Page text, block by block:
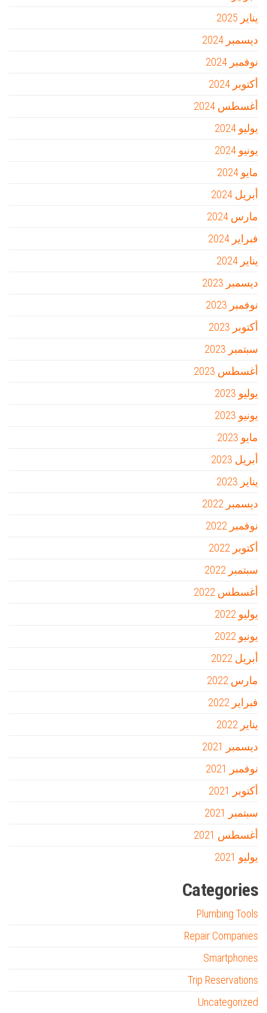
يناير 2025
ديسمبر 2024
نوفمبر 2024
أكتوبر 2024
أغسطس 2024
يوليو 2024
يونيو 2024
مايو 2024
أبريل 2024
مارس 2024
فبراير 2024
يناير 2024
ديسمبر 2023
نوفمبر 2023
أكتوبر 2023
سبتمبر 2023
أغسطس 2023
يوليو 2023
يونيو 2023
مايو 2023
أبريل 2023
يناير 2023
ديسمبر 2022
نوفمبر 2022
أكتوبر 2022
سبتمبر 2022
أغسطس 2022
يوليو 2022
يونيو 2022
أبريل 2022
مارس 2022
فبراير 2022
يناير 2022
ديسمبر 2021
نوفمبر 2021
أكتوبر 2021
سبتمبر 2021
أغسطس 2021
يوليو 2021
Categories
Plumbing Tools
Repair Companies
Smartphones
Trip Reservations
Uncategorized